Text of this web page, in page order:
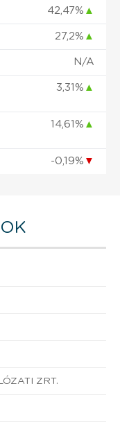
42,47% ▲
27,2% ▲
N/A
3,31% ▲
14,61% ▲
-0,19% ▼
ZRT.